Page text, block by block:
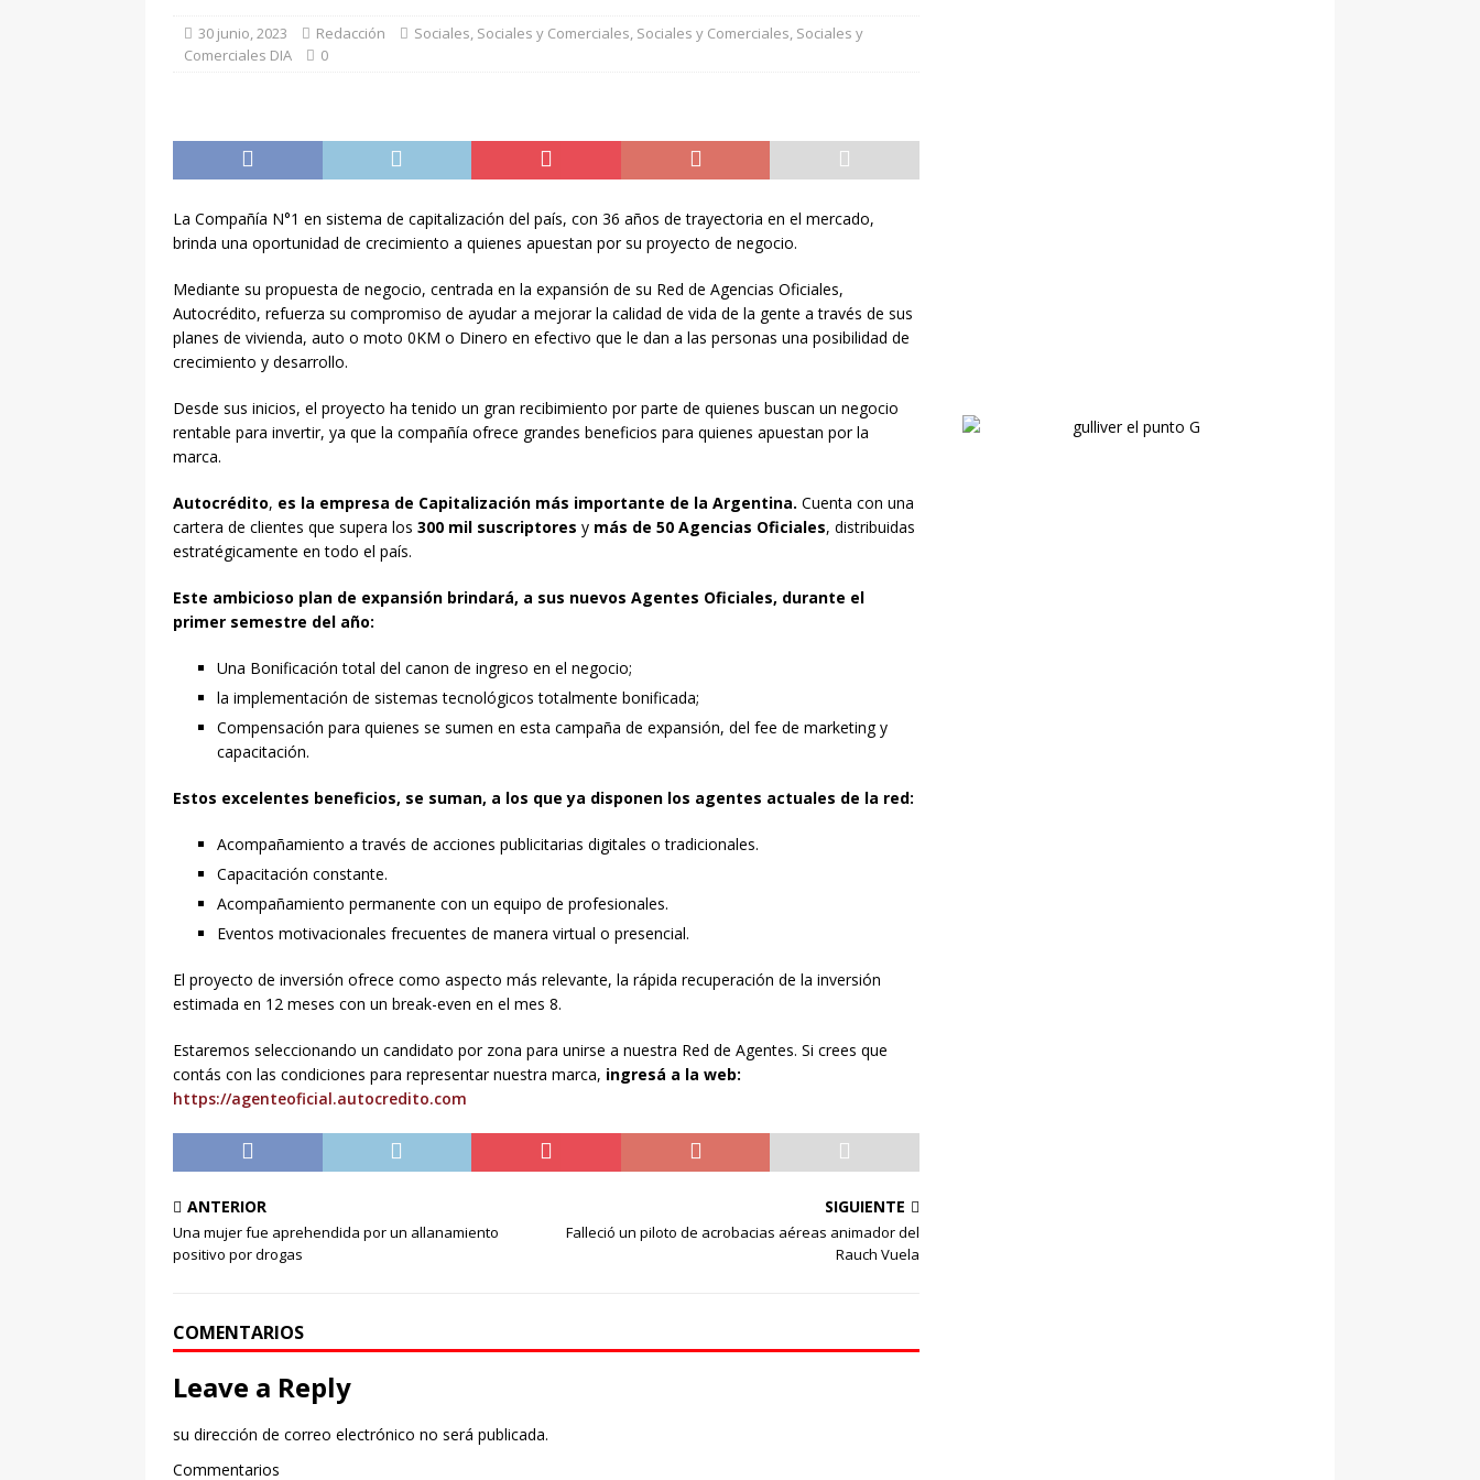
30 junio, 2023 Redacción Sociales, Sociales y Comerciales, Sociales y Comerciales, Sociales y
Comerciales DIA
0
La Compañía N°1 en sistema de capitalización del país, con 36 años de trayectoria en el mercado,
brinda una oportunidad de crecimiento a quienes apuestan por su proyecto de negocio.
Mediante su propuesta de negocio, centrada en la expansión de su Red de Agencias Oficiales,
Autocrédito, refuerza su compromiso de ayudar a mejorar la calidad de vida de la gente a través de sus
planes de vivienda, auto o moto 0KM o Dinero en efectivo que le dan a las personas una posibilidad de
crecimiento y desarrollo.
Desde sus inicios, el proyecto ha tenido un gran recibimiento por parte de quienes buscan un negocio
rentable para invertir, ya que la compañía ofrece grandes beneficios para quienes apuestan por la
marca.
Autocrédito, es la empresa de Capitalización más importante de la Argentina. Cuenta con una
cartera de clientes que supera los 300 mil suscriptores y más de 50 Agencias Oficiales, distribuidas
estratégicamente en todo el país.
Este ambicioso plan de expansión brindará, a sus nuevos Agentes Oficiales, durante el
primer semestre del año:
Una Bonificación total del canon de ingreso en el negocio;
la implementación de sistemas tecnológicos totalmente bonificada;
Compensación para quienes se sumen en esta campaña de expansión, del fee de marketing y
capacitación.
Estos excelentes beneficios, se suman, a los que ya disponen los agentes actuales de la red:
Acompañamiento a través de acciones publicitarias digitales o tradicionales.
Capacitación constante.
Acompañamiento permanente con un equipo de profesionales.
Eventos motivacionales frecuentes de manera virtual o presencial.
El proyecto de inversión ofrece como aspecto más relevante, la rápida recuperación de la inversión
estimada en 12 meses con un break-even en el mes 8.
Estaremos seleccionando un candidato por zona para unirse a nuestra Red de Agentes. Si crees que
contás con las condiciones para representar nuestra marca, ingresá a la web:
https://agenteoficial.autocredito.com
ANTERIOR
Una mujer fue aprehendida por un allanamiento
positivo por drogas
SIGUIENTE
Falleció un piloto de acrobacias aéreas animador del
Rauch Vuela
COMENTARIOS
Leave a Reply
su dirección de correo electrónico no será publicada.
Commentarios